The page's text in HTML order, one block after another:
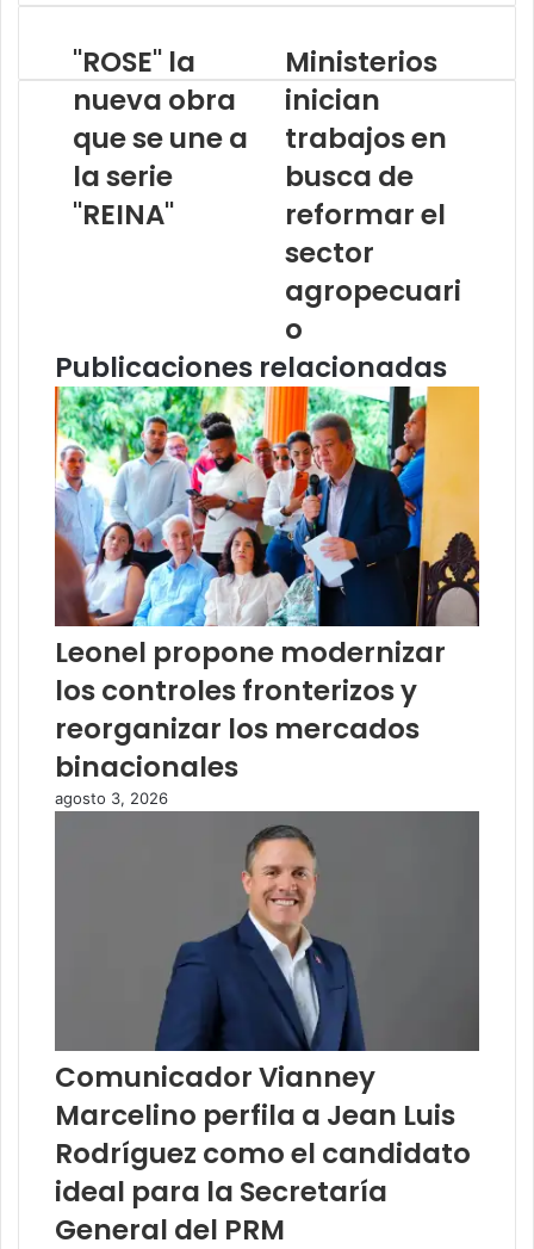
"ROSE" la
nueva obra
que se une a
la serie
"REINA"
Ministerios
inician
trabajos en
busca de
reformar el
sector
agropecuari
o
Publicaciones relacionadas
Leonel propone modernizar
los controles fronterizos y
reorganizar los mercados
binacionales
agosto 3, 2026
Comunicador Vianney
Marcelino perfila a Jean Luis
Rodríguez como el candidato
ideal para la Secretaría
General del PRM